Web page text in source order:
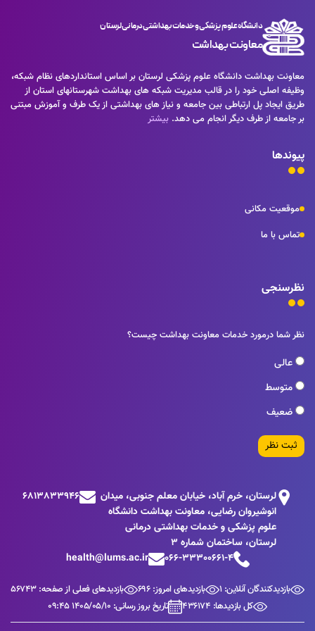
دانشگاه علوم پزشکی و خدمات بهداشتی درمانی لرستان
معاونت بهداشت
معاونت بهداشت دانشگاه علوم پزشکی لرستان بر اساس استانداردهای نظام شبکه،
وظیفه اصلی خود را در قالب مدیریت شبکه های بهداشت شهرستانهای استان از
طریق ایجاد پل ارتباطی بین جامعه و نیاز های بهداشتی از یک طرف و آموزش مبتنی
بر جامعه از طرف دیگر انجام می دهد. بیشتر
پیوندها
موقعیت مکانی
تماس با ما
نظرسنجی
نظر شما درمورد خدمات معاونت بهداشت چیست؟
عالی
متوسط
ضعیف
ثبت نظر
لرستان، خرم آباد، خیابان معلم جنوبی، میدان
انوشیروان رضایی، معاونت بهداشت دانشگاه
علوم پزشکی و خدمات بهداشتی درمانی
لرستان، ساختمان شماره 3
6813833946
066-33300661-4
health@lums.ac.ir
بازدیدکنندگان آنلاین: 1 بازدیدهای امروز: 696
بازدیدهای فعلی از صفحه: 56743
کل بازدیدها: 436174
تاریخ بروز رسانی: 1405/05/10 09:45